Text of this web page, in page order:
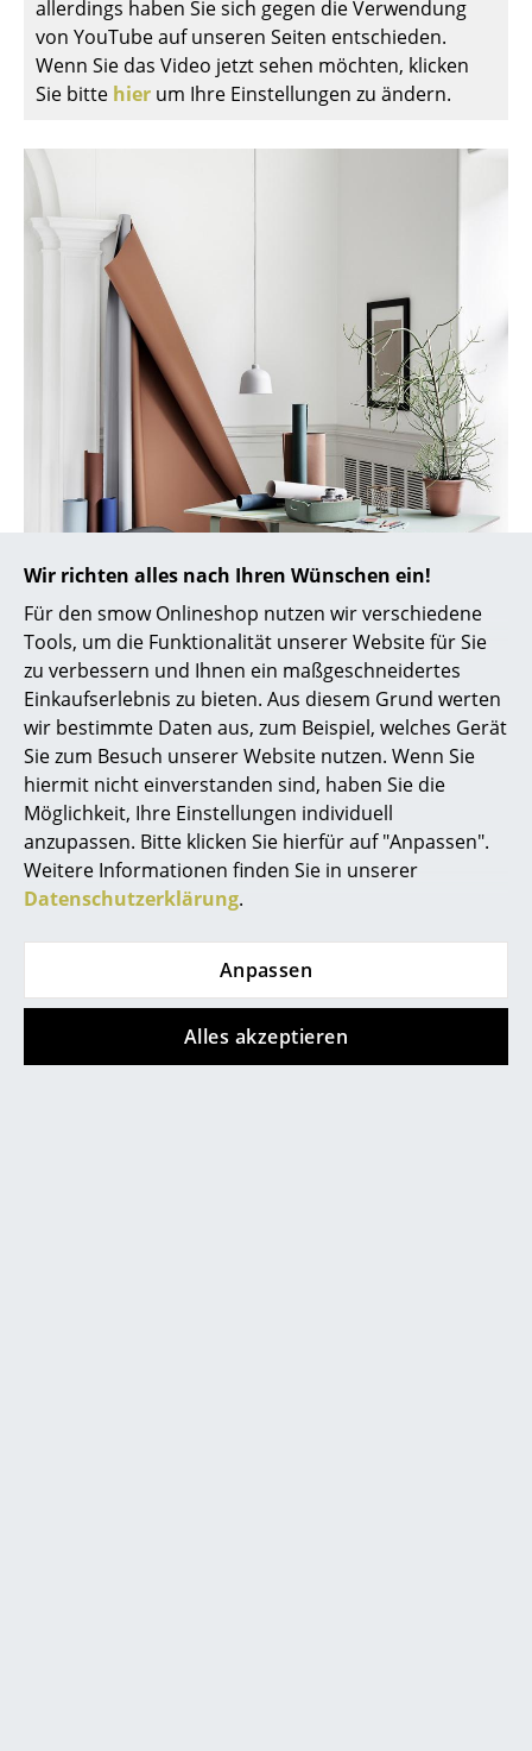
Wir richten alles nach Ihren Wünschen ein!
Für den smow Onlineshop nutzen wir verschiedene
Tools, um die Funktionalität unserer Website für Sie
zu verbessern und Ihnen ein maßgeschneidertes
Einkaufserlebnis zu bieten. Aus diesem Grund werten
wir bestimmte Daten aus, zum Beispiel, welches Gerät
Sie zum Besuch unserer Website nutzen. Wenn Sie
hiermit nicht einverstanden sind, haben Sie die
Möglichkeit, Ihre Einstellungen individuell
anzupassen. Bitte klicken Sie hierfür auf "Anpassen".
Weitere Informationen finden Sie in unserer
Datenschutzerklärung.
Anpassen
Alles akzeptieren
Bodenleuchten
Wandleuchten
... alle Leuchten
Doppelbetten
Einzelbetten
Stapelbetten
Kinderbetten
Nachttische & Bettzubehör
... alle Betten
Accessoires
Uhren
Spiegel
Figuren & Miniaturen
Vasen
Tabletts
Büroutensilien
Decken
allerdings haben Sie sich gegen die Verwendung
von YouTube auf unseren Seiten entschieden.
Wenn Sie das Video jetzt sehen möchten, klicken
Sie bitte hier um Ihre Einstellungen zu ändern.
Muuto Grain Pendelleuchte